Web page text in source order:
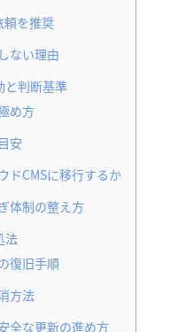
頼を推奨
ない理由
と判断基準
め方
安
ドCMSに移行するか
体制の整え方
法
復旧手順
方法
全な更新の進め方